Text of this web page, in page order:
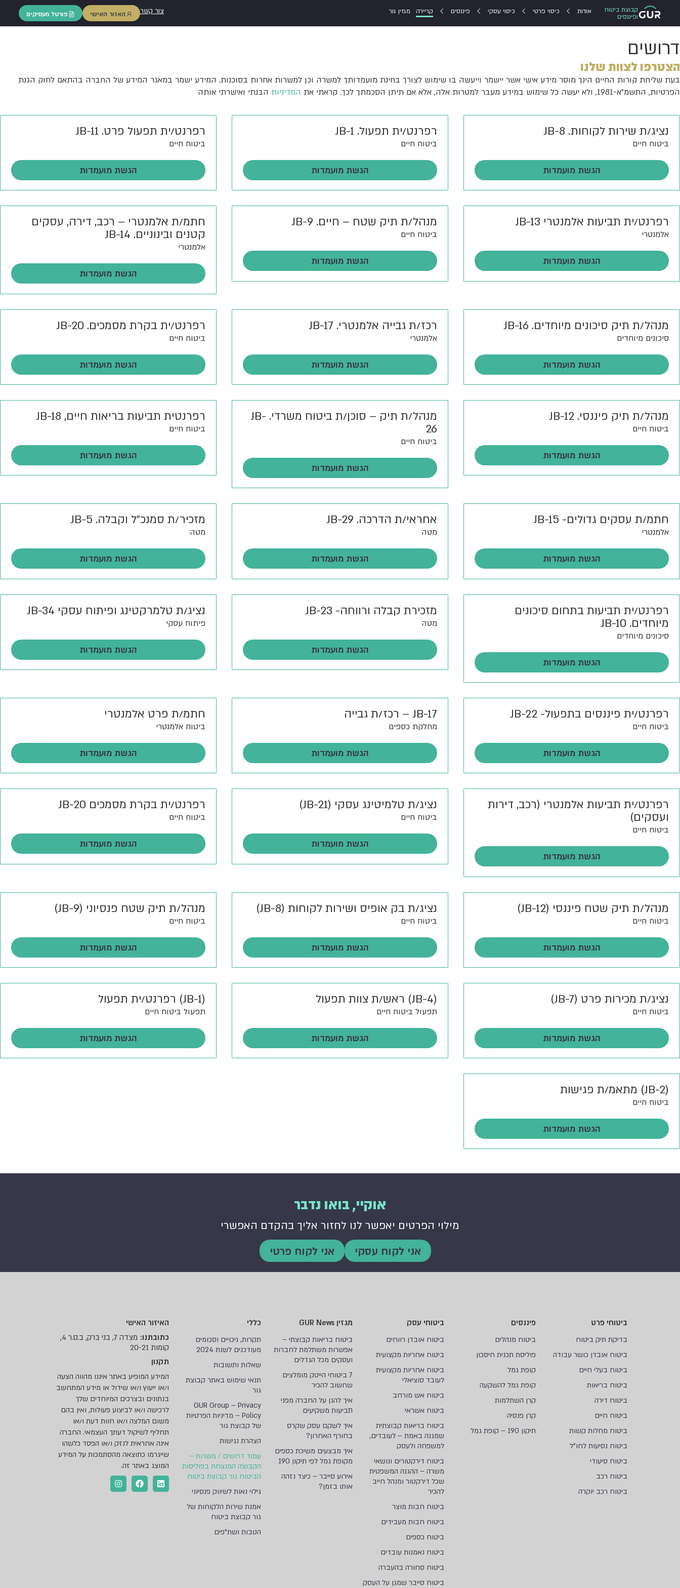
קבוצת ביטוח
ופיננסים
אודות כיסוי פרטי כיסוי עסקי פיננסים קריירה מגזין גור פורטל מעסיקים האזור האישי צור קשר
דרושים
הצטרפו לצוות שלנו
בעת שליחת קורות החיים הינך מוסר מידע אישי אשר יישמר וייעשה בו שימוש לצורך בחינת מועמדותך למשרה וכן למשרות אחרות בסוכנות. המידע ישמר במאגר המידע של החברה בהתאם לחוק הגנת
הפרטיות, התשמ"א-1981, ולא יעשה כל שימוש במידע מעבר למטרות אלה, אלא אם תיתן הסכמתך לכך. קראתי את
המדיניות הבנתי ואישרתי אותה
נציג/ת שירות לקוחות. JB-8
ביטוח חיים
הגשת מועמדות
רפרנט/ית תפעול. JB-1
ביטוח חיים
הגשת מועמדות
רפרנט/ית תפעול פרט. JB-11
ביטוח חיים
הגשת מועמדות
רפרנט/ית תביעות אלמנטרי JB-13
אלמנטרי
הגשת מועמדות
מנהל/ת תיק שטח – חיים. JB-9
ביטוח חיים
הגשת מועמדות
חתמ/ת אלמנטרי – רכב, דירה, עסקים
קטנים ובינוניים. JB-14
אלמנטרי
הגשת מועמדות
מנהל/ת תיק סיכונים מיוחדים. JB-16
סיכונים מיוחדים
הגשת מועמדות
רכז/ת גבייה אלמנטרי. JB-17
אלמנטרי
הגשת מועמדות
רפרנט/ית בקרת מסמכים. JB-20
ביטוח חיים
הגשת מועמדות
מנהל/ת תיק פיננסי. JB-12
ביטוח חיים
הגשת מועמדות
מנהל/ת תיק – סוכן/ת ביטוח משרדי. JB-
26
ביטוח חיים
הגשת מועמדות
רפרנטית תביעות בריאות חיים, JB-18
ביטוח חיים
הגשת מועמדות
חתמ/ת עסקים גדולים- JB-15
אלמנטרי
הגשת מועמדות
אחראי/ת הדרכה. JB-29
מטה
הגשת מועמדות
מזכיר/ת סמנכ"ל וקבלה. JB-5
מטה
הגשת מועמדות
רפרנט/ית תביעות בתחום סיכונים
מיוחדים. JB-10
סיכונים מיוחדים
הגשת מועמדות
מזכירת קבלה ורווחה- JB-23
מטה
הגשת מועמדות
נציג/ת טלמרקטינג ופיתוח עסקי JB-34
פיתוח עסקי
הגשת מועמדות
רפרנט/ית פיננסים בתפעול- JB-22
ביטוח חיים
הגשת מועמדות
JB-17 – רכז/ת גבייה
מחלקת כספים
הגשת מועמדות
חתמ/ת פרט אלמנטרי
ביטוח אלמנטרי
הגשת מועמדות
רפרנט/ית תביעות אלמנטרי (רכב, דירות
ועסקים)
ביטוח חיים
הגשת מועמדות
נציג/ת טלמיטינג עסקי (JB-21)
ביטוח חיים
הגשת מועמדות
רפרנט/ית בקרת מסמכים JB-20
ביטוח חיים
הגשת מועמדות
מנהל/ת תיק שטח פיננסי (JB-12)
ביטוח חיים
הגשת מועמדות
נציג/ת בק אופיס ושירות לקוחות (JB-8)
ביטוח חיים
הגשת מועמדות
מנהל/ת תיק שטח פנסיוני (JB-9)
ביטוח חיים
הגשת מועמדות
נציג/ת מכירות פרט (JB-7)
ביטוח חיים
הגשת מועמדות
(JB-4) ראש/ת צוות תפעול
תפעול ביטוח חיים
הגשת מועמדות
(JB-1) רפרנט/ית תפעול
תפעול ביטוח חיים
הגשת מועמדות
(JB-2) מתאמ/ת פגישות
ביטוח חיים
הגשת מועמדות
אוקיי, בואו נדבר
מילוי הפרטים יאפשר לנו לחזור אליך בהקדם האפשרי
אני לקוח עסקי אני לקוח פרטי
ביטוחי פרט
בדיקת תיק ביטוח
ביטוח אובדן כושר עבודה
ביטוח בעלי חיים
ביטוח בריאות
ביטוח דירה
ביטוח חיים
ביטוח מחלות קשות
ביטוח נסיעות לחו"ל
ביטוח סיעודי
ביטוח רכב
ביטוח רכב יוקרה
פיננסים
ביטוח מנהלים
פוליסת תכנית חיסכון
קופת גמל
קופת גמל להשקעה
קרן השתלמות
קרן פנסיה
תיקון 190 – קופת גמל
ביטוחי עסק
ביטוח אובדן רווחים
ביטוח אחריות מקצועית
ביטוח אחריות מקצועית
לעובד סוציאלי
ביטוח אש מורחב
ביטוח אשראי
ביטוח בריאות קבוצתית
שמגנה באמת – לעובדים,
למשפחה ולעסק
ביטוח דירקטורים ונושאי
משרה – ההגנה המשפטית
שכל דירקטור ומנהל חייב
להכיר
ביטוח חבות מוצר
ביטוח חבות מעבידים
ביטוח כספים
ביטוח נאמנות עובדים
ביטוח סחורה בהעברה
ביטוח סייבר שמגן על העסק
מגזין GUR News
ביטוח בריאות קבוצתי –
אפשרות משתלמת לחברות
ועסקים מכל הגדלים
7 ביטוחי הייטק מומלצים
שחשוב להכיר
איך להגן על החברה מפני
תביעות משקיעים
איך לשקם עסק שקרס
בחורף האחרון?
איך מבצעים משיכת כספים
מקופת גמל לפי תיקון 190
אירוע סייבר – כיצד נזהה
אותו בזמן?
כללי
תקרות, ניכויים וסכומים
מעודכנים לשנת 2024
שאלות ותשובות
תנאי שימוש באתר קבוצת
גור
GUR Group – Privacy
Policy – מדיניות הפרטיות
של קבוצת גור
הצהרת נגישות
עמוד דרושים / משרות –
הקבוצה המנצחת בפוליסות
הביטוח גור קבוצת ביטוח
גילוי נאות לשיווק פנסיוני
אמנת שירות הלקוחות של
גור קבוצת ביטוח
הטבות ושת"פים
האיזור האישי
כתובתנו:
מצדה 7, בני ברק, ב.ס.ר 4,
קומות 20-21
תקנון
המידע המופיע באתר איננו מהווה הצעה
ו/או ייעוץ ו/או שידול או מידע המתחשב
בנתונים ובצרכים המיוחדים שלך
לרכישה ו/או לביצוע פעולות, ואין בהם
משום המלצה ו/או חוות דעת ו/או
תחליף לשיקול דעתך העצמאי. החברה
אינה אחראית לנזק ו/או הפסד כלשהו
שייגרמו כתוצאה מהסתמכות על המידע
המוצג באתר זה.